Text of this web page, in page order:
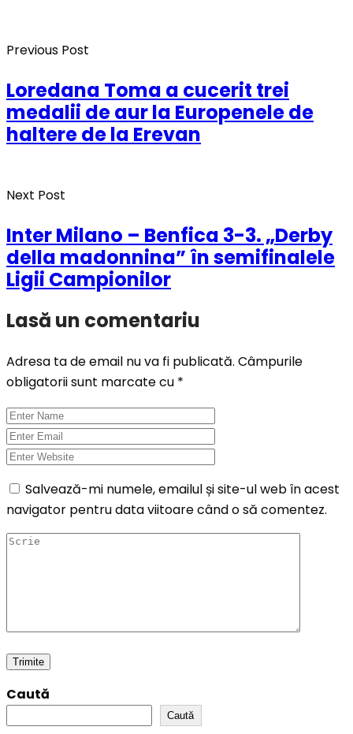
Previous Post
Loredana Toma a cucerit trei
medalii de aur la Europenele de
haltere de la Erevan
Next Post
Inter Milano – Benfica 3-3. „Derby
della madonnina” în semifinalele
Ligii Campionilor
Lasă un comentariu
Adresa ta de email nu va fi publicată. Câmpurile
obligatorii sunt marcate cu *
Salvează-mi numele, emailul și site-ul web în acest
navigator pentru data viitoare când o să comentez.
Caută
Caută